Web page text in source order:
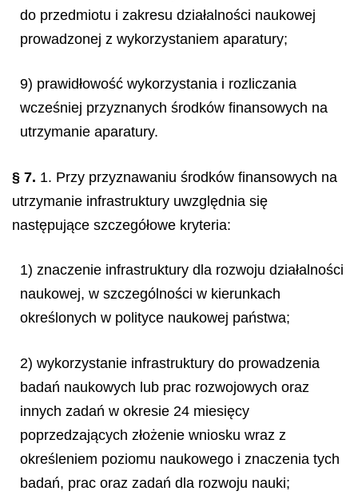
do przedmiotu i zakresu działalności naukowej
prowadzonej z wykorzystaniem aparatury;
9) prawidłowość wykorzystania i rozliczania
wcześniej przyznanych środków finansowych na
utrzymanie aparatury.
§ 7. 1. Przy przyznawaniu środków finansowych na
utrzymanie infrastruktury uwzględnia się
następujące szczegółowe kryteria:
1) znaczenie infrastruktury dla rozwoju działalności
naukowej, w szczególności w kierunkach
określonych w polityce naukowej państwa;
2) wykorzystanie infrastruktury do prowadzenia
badań naukowych lub prac rozwojowych oraz
innych zadań w okresie 24 miesięcy
poprzedzających złożenie wniosku wraz z
określeniem poziomu naukowego i znaczenia tych
badań, prac oraz zadań dla rozwoju nauki;